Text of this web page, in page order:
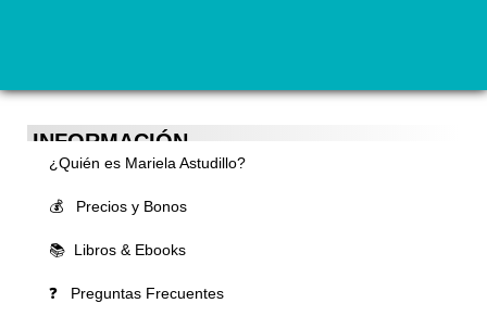
INFORMACIÓN
¿Quién es Mariela Astudillo?
💰 Precios y Bonos
📚 Libros & Ebooks
❓ Preguntas Frecuentes